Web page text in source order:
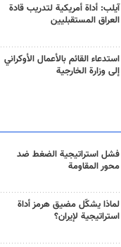
آيلب: أداة أمريكية لتدريب قادة
العراق المستقبليين
استدعاء القائم بالأعمال الأوكراني
إلى وزارة الخارجية
فشل استراتيجية الضغط ضد
محور المقاومة
لماذا يشكّل مضيق هرمز أداة
استراتيجية لإيران؟